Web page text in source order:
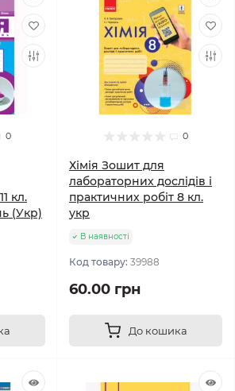
0
кл.
(Укр)
0
Хімія Зошит для
лабораторних дослідів і
практичних робіт 8 кл.
укр
В наявності
Код товару: 39988
60.00 грн
До кошика